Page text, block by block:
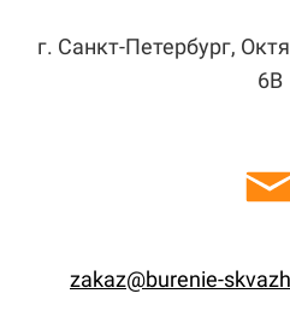
г. Санкт-Петербург,
6В
zakaz@burenie-